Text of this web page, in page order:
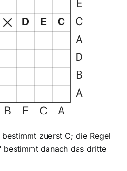
zuerst C; die Regel
bestimmt danach das dritte